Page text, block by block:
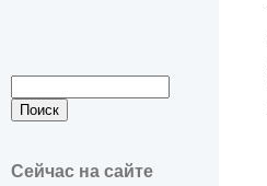
Сейчас на сайте